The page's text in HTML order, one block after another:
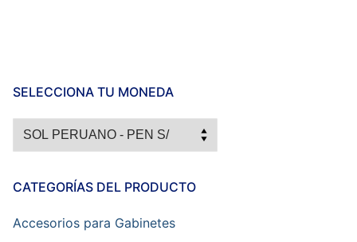
SELECCIONA TU MONEDA
CATEGORÍAS DEL PRODUCTO
Accesorios para Gabinetes